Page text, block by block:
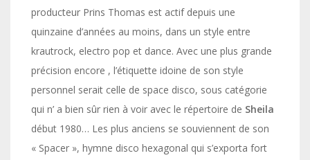
producteur Prins Thomas est actif depuis une
quinzaine d’années au moins, dans un style entre
krautrock, electro pop et dance. Avec une plus grande
précision encore , l’étiquette idoine de son style
personnel serait celle de space disco, sous catégorie
qui n’ a bien sûr rien à voir avec le répertoire de Sheila
début 1980… Les plus anciens se souviennent de son
« Spacer », hymne disco hexagonal qui s’exporta fort